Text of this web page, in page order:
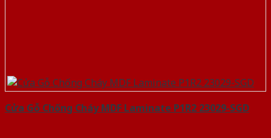
Cửa Gỗ Chống Cháy MDF Laminate P1R2 23029-SGD